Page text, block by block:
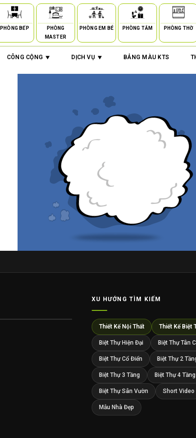
PHÒNG BẾP
PHÒNG
MASTER
PHÒNG EM BÉ PHÒNG TẮM PHÒNG THỜ
CÔNG CỘNG DỊCH VỤ BẢNG MÀU KTS
XU HƯỚNG TÌM KIẾM
Thiết Kế Nội Thất Thiết Kế Biệt
Biệt Thự Hiện Đại Biệt Thự Tân
Biệt Thự Cổ Điển Biệt Thự 2
Biệt Thự 3 Tầng Biệt Thự 4 Tầng
Biệt Thự Sân Vườn Short Video
Mẫu Nhà Đẹp